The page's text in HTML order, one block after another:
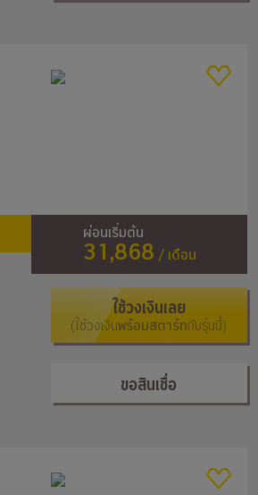
ผ่อนเริ่มต้น
31,868 / เดือน
ใช้วงเงินเลย
(ใช้วงเงินพร้อมสตาร์ทกับรุ่นนี้)
ขอสินเชื่อ